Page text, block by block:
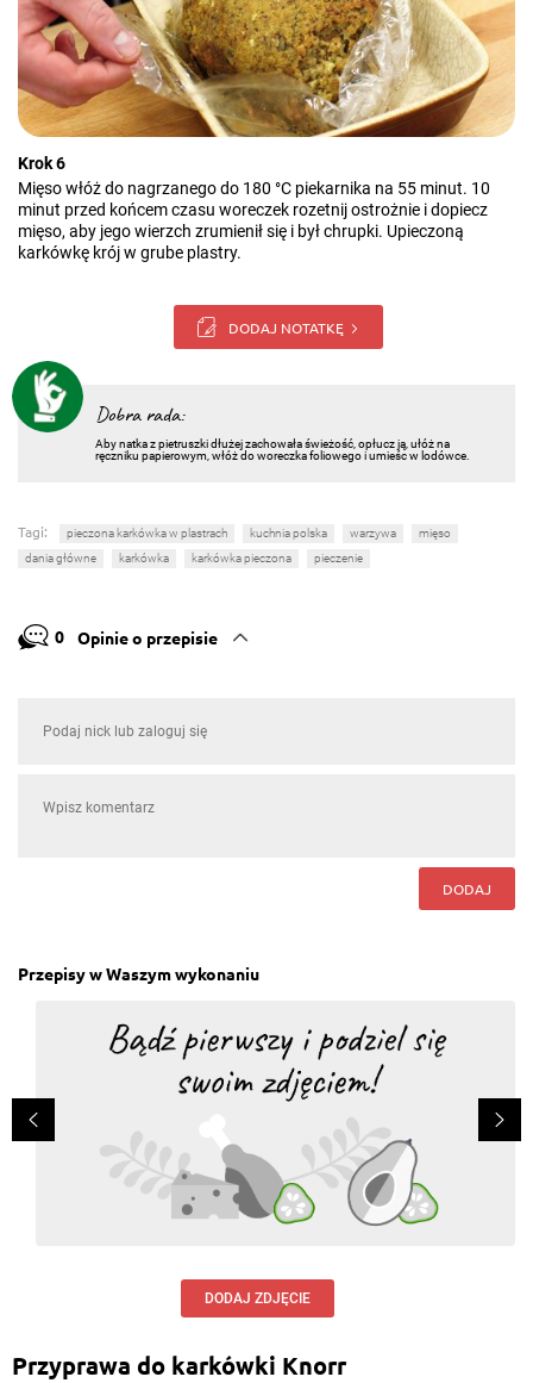
Krok 6
Mięso włóż do nagrzanego do 180 °C piekarnika na 55 minut. 10
minut przed końcem czasu woreczek rozetnij ostrożnie i dopiecz
mięso, aby jego wierzch zrumienił się i był chrupki. Upieczoną
karkówkę krój w grube plastry.
DODAJ NOTATKĘ
Dobra rada:
Aby natka z pietruszki dłużej zachowała świeżość, opłucz ją, ułóż na
ręczniku papierowym, włóż do woreczka foliowego i umieśc w lodówce.
Tagi: pieczona karkówka w plastrach kuchnia polska warzywa
mięso
dania główne
karkówka karkówka pieczona pieczenie
0 Opinie o przepisie
DODAJ
Przepisy w Waszym wykonaniu
DODAJ ZDJĘCIE
Przyprawa do karkówki Knorr